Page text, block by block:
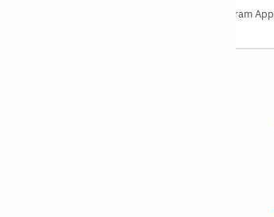
Telegram App